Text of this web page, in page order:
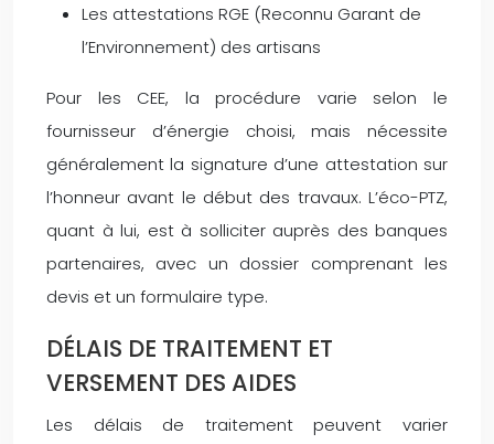
Les attestations RGE (Reconnu Garant de
l’Environnement) des artisans
Pour les CEE, la procédure varie selon le
fournisseur d’énergie choisi, mais nécessite
généralement la signature d’une attestation sur
l’honneur avant le début des travaux. L’éco-PTZ,
quant à lui, est à solliciter auprès des banques
partenaires, avec un dossier comprenant les
devis et un formulaire type.
DÉLAIS DE TRAITEMENT ET
VERSEMENT DES AIDES
Les délais de traitement peuvent varier